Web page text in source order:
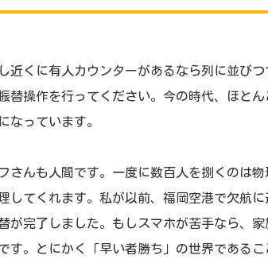
近くに有人カウンターがあるなら列に並び
替操作を行ってください。今の時代、ほと
なっています。
さんも人間です。一度に数百人を捌くのは
してくれます。私が以前、福岡空港で欠航
が完了しました。もしスマホが苦手なら、
す。とにかく「早い者勝ち」の世界であるこ